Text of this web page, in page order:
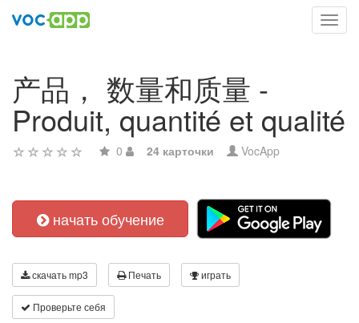
产品， 数量和质量 -
Produit, quantité et qualité
0 24 карточки VocApp
начать обучение
скачать mp3 Печать играть
Проверьте себя